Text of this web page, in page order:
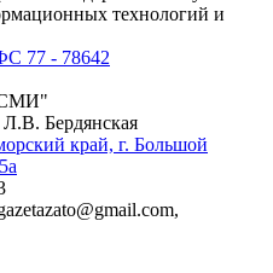
технологий и
77 - 78642
СМИ"
Л.В. Бердянская
край, г. Большой